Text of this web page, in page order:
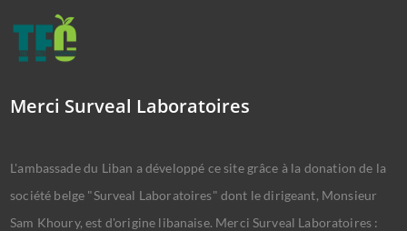
Merci Surveal Laboratoires
L'ambassade du Liban a développé ce site grâce à la donation de la
société belge "Surveal Laboratoires" dont le dirigeant, Monsieur
Sam Khoury, est d'origine libanaise. Merci Surveal Laboratoires :